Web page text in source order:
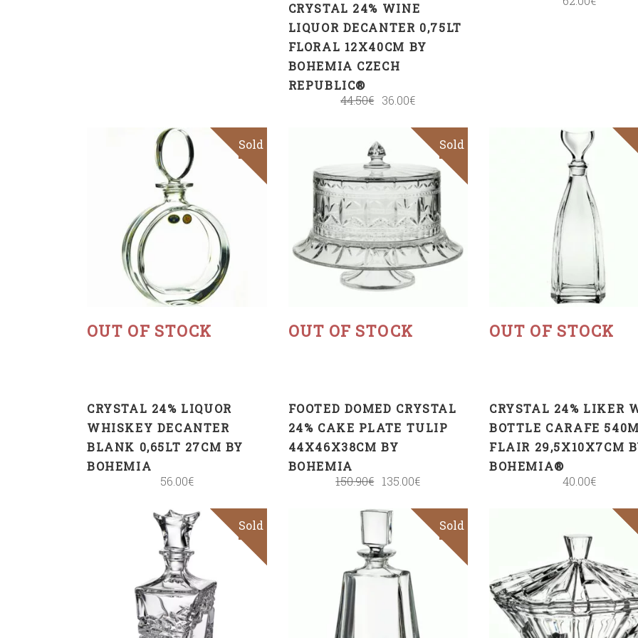
CRYSTAL 24% WINE
LIQUOR DECANTER 0,75LT
FLORAL 12X40CM BY
BOHEMIA CZECH
REPUBLIC®
44.50€ 36.00€
OUT OF STOCK
Sold
CRYSTAL 24% LIQUOR
WHISKEY DECANTER
BLANK 0,65LT 27CM BY
BOHEMIA
56.00€
Sale
OUT OF STOCK
Sold
Read more
FOOTED DOMED CRYSTAL
24% CAKE PLATE TULIP
44X46X38CM BY
BOHEMIA
150.90€ 135.00€
OUT OF STOCK
Read more
CRYSTAL 24% LIKER
BOTTLE CARAFE
FLAIR 29,5X10X7CM
BOHEMIA®
40.00€
Sale
Sold Sale
Sold